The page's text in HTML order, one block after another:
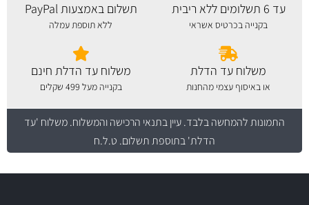
עד 6 תשלומים ללא ריבית
בקנייה בכרטיס אשראי
תשלום באמצעות PayPal
ללא תוספת עמלה
משלוח עד הדלת
או באיסוף עצמי מהחנות
משלוח עד הדלת חינם
בקנייה מעל 499 שקלים
התמונות להמחשה בלבד.עיין בתנאי הרכישה והמשלוח. משלוח 'עד
הדלת' בתוספת תשלום. ט.ל.ח